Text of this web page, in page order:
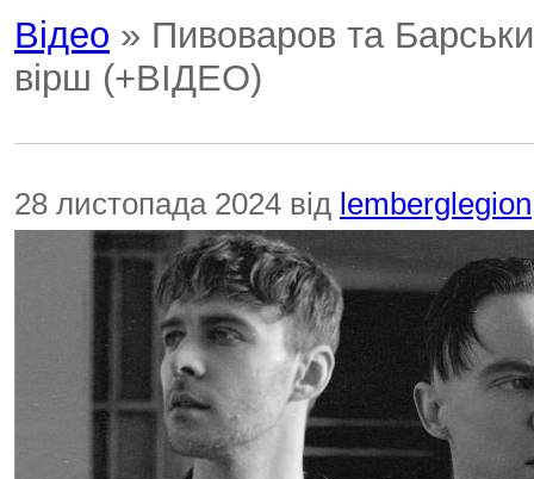
Відео » Пивоваров та
вірш (+ВІДЕО)
28 листопада 2024 від lemberglegion